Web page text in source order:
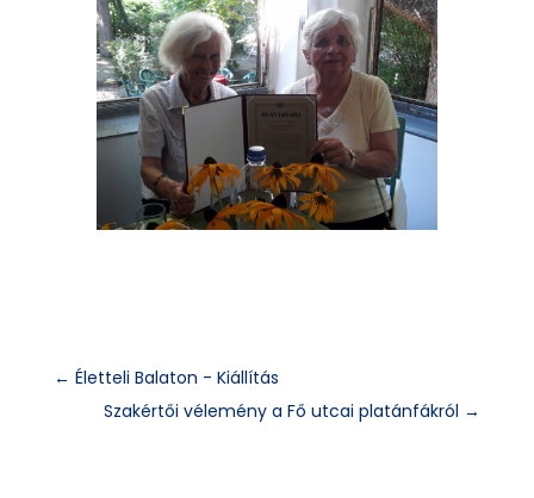
← Életteli Balaton - Kiállítás
Szakértői vélemény a Fő utcai platánfákról →